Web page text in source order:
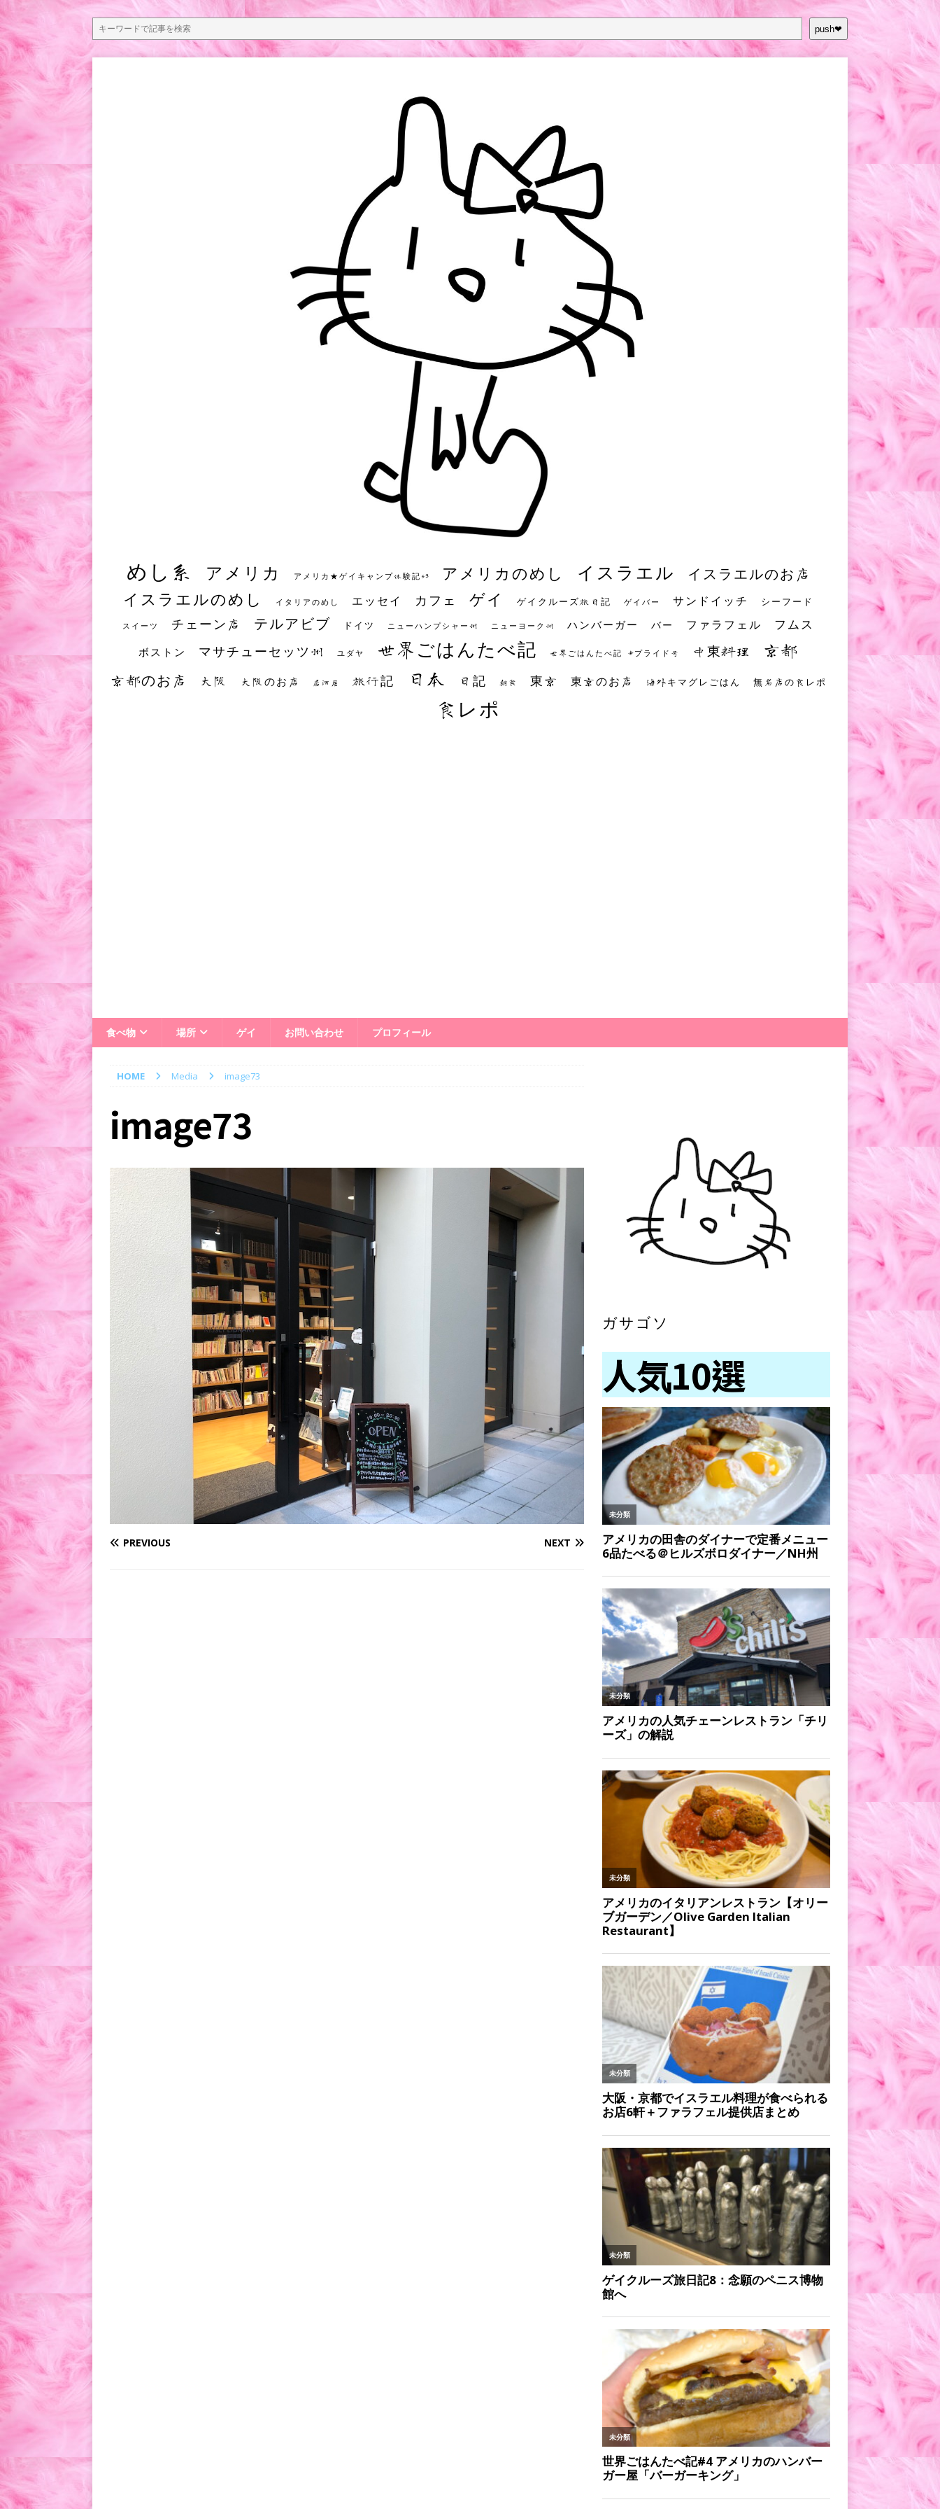
push❤︎
めし系 アメリカ アメリカ★ゲイキャンプ体験記S3 アメリカのめし イスラエル イスラエルのお店
イスラエルのめし イタリアのめし エッセイ カフェ ゲイ ゲイクルーズ旅日記 ゲイバー サンドイッチ シーフード
スイーツ チェーン店 テルアビブ ドイツ ニューハンプシャー州 ニューヨーク州 ハンバーガー バー ファラフェル フムス
ボストン マサチューセッツ州 ユダヤ 世界ごはんたべ記 世界ごはんたべ記 #プライド号 中東料理 京都
京都のお店 大阪 大阪のお店 居酒屋 旅行記 日本 日記 朝食 東京 東京のお店 海外キマグレごはん 無名店の食レポ
食レポ
食べ物 場所 ゲイ お問い合わせ プロフィール
HOME Media image73
image73
PREVIOUS NEXT
ガサゴソ
人気10選